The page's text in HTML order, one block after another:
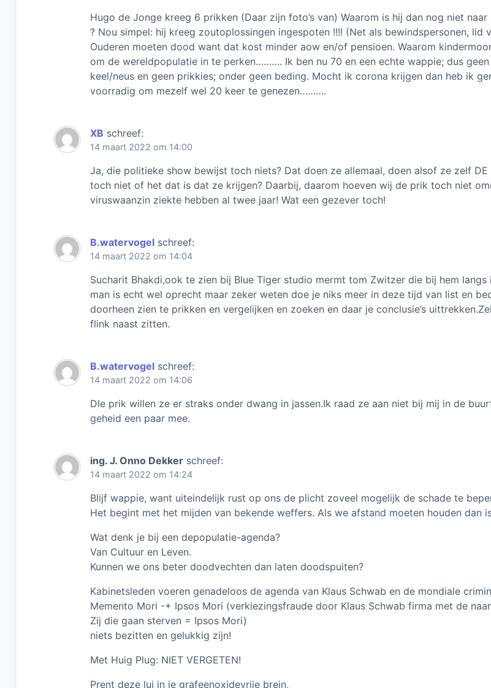
Hugo de Jonge kreeg 6 prikken (Daar zijn foto’s van) Waarom is hij dan nog niet
? Nou simpel: hij kreeg zoutoplossingen ingespoten !!!! (Net als bewindspersonen, lid
Ouderen moeten dood want dat kost minder aow en/of pensioen. Waarom
om de wereldpopulatie in te perken………. Ik ben nu 70 en een echte wappie; dus
keel/neus en geen prikkies; onder geen beding. Mocht ik corona krijgen dan heb ik
voorradig om mezelf wel 20 keer te genezen……….
XB schreef:
14 maart 2022 om 14:00
Ja, die politieke show bewijst toch niets? Dat doen ze allemaal, doen alsof ze zelf
toch niet of het dat is dat ze krijgen? Daarbij, daarom hoeven wij de prik toch niet
viruswaanzin ziekte hebben al twee jaar! Wat een gezever toch!
B.watervogel schreef:
14 maart 2022 om 14:04
Sucharit Bhakdi,ook te zien bij Blue Tiger studio mermt tom Zwitzer die bij hem langs
man is echt wel oprecht maar zeker weten doe je niks meer in deze tijd van list en
doorheen zien te prikken en vergelijken en zoeken en daar je conclusie’s
flink naast zitten.
B.watervogel schreef:
14 maart 2022 om 14:06
DIe prik willen ze er straks onder dwang in jassen.Ik raad ze aan niet bij mij in de
geheid een paar mee.
ing. J. Onno Dekker schreef:
14 maart 2022 om 14:24
Blijf wappie, want uiteindelijk rust op ons de plicht zoveel mogelijk de schade te
Het begint met het mijden van bekende weffers. Als we afstand moeten houden dan
Wat denk je bij een depopulatie-agenda?
Van Cultuur en Leven.
Kunnen we ons beter doodvechten dan laten doodspuiten?
Kabinetsleden voeren genadeloos de agenda van Klaus Schwab en de mondiale
Memento Mori -+ Ipsos Mori (verkiezingsfraude door Klaus Schwab firma met de
Zij die gaan sterven = Ipsos Mori)
niets bezitten en gelukkig zijn!
Met Huig Plug: NIET VERGETEN!
Prent deze lui in je grafeenoxidevrije brein,